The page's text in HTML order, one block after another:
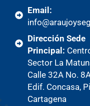
Email:
Dirección Sede
Principal:
Sector La
Calle 32A No.
Edif. Concasa,
Cartagena